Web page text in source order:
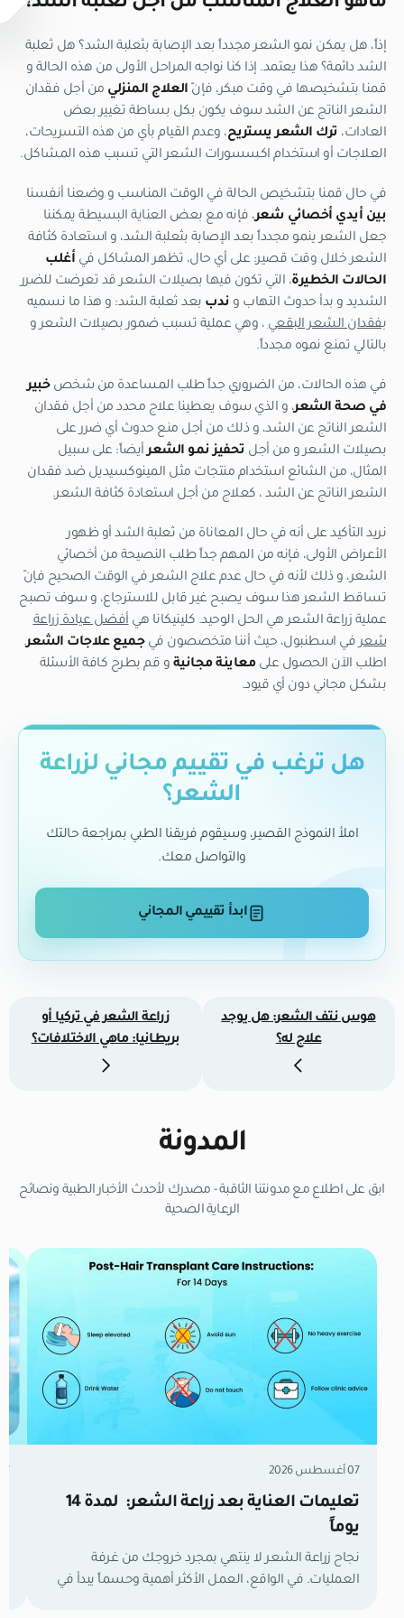
إذاً، هل يمكن نمو الشعر مجدداً بعد الإصابة بثعلبة الشد؟ هل ثعلبة
الشد دائمة؟ هذا يعتمد. إذا كنا نواجه المراحل الأولى من هذه الحالة و
قمنا بتشخيصها في وقت مبكر، فإنّ العلاج المنزلي من أجل فقدان
الشعر الناتج عن الشد سوف يكون بكل بساطة تغيير بعض
العادات، ترك الشعر يستريح، وعدم القيام بأي من هذه التسريحات،
العلاجات أو استخدام اكسسورات الشعر التي تسبب هذه المشاكل.
في حال قمنا بتشخيص الحالة في الوقت المناسب و وضعنا أنفسنا
بين أيدي أخصائي شعر، فإنه مع بعض العناية البسيطة يمكننا
جعل الشعر ينمو مجدداً بعد الإصابة بثعلبة الشد، و استعادة كثافة
الشعر خلال وقت قصير: على أي حال، تظهر المشاكل في أغلب
الحالات الخطيرة، التي تكون فيها بصيلات الشعر قد تعرضت للضرر
الشديد و بدأ حدوث التهاب و ندب بعد ثعلبة الشد: و هذا ما نسميه
بفقدان الشعر البقعي، وهي عملية تسبب ضمور بصيلات الشعر و
بالتالي تمنع نموه مجدداً.
في هذه الحالات، من الضروري جداً طلب المساعدة من شخصخبير
في صحة الشعر، و الذي سوف يعطينا علاج محدد من أجل فقدان
الشعر الناتج عن الشد، و ذلك من أجل منع حدوث أي ضرر على
بصيلات الشعر و من أجل تحفيز نمو الشعرأيضاً: على سبيل
المثال، من الشائع استخدام منتجات مثل المينوكسيديل ضد فقدان
الشعر الناتج عن الشد ، كعلاج من أجل استعادة كثافة الشعر.
نريد التأكيد على أنه في حال المعاناة من ثعلبة الشد أو ظهور
الأعراض الأولى، فإنه من المهم جداً طلب النصيحة من أخصائي
الشعر، و ذلك لأنه في حال عدم علاج الشعر في الوقت الصحيح فإنّ
تساقط الشعر هذا سوف يصبح غير قابل للاسترجاع، و سوف تصبح
عملية زراعة الشعر هي الحل الوحيد. كلينيكانا هيأفضل عيادة زراعة
شعر في اسطنبول، حيث أننا متخصصون فيجميع علاجات الشعر.
اطلب الآن الحصول علىمعاينة مجانية و قم بطرح كافة الأسئلة
بشكل مجاني دون أي قيود.
هل ترغب في تقييم مجاني لزراعة
الشعر؟
املأ النموذج القصير، وسيقوم فريقنا الطبي بمراجعة حالتك
والتواصل معك.
ابدأ تقييمي المجاني
هوس نتف الشعر: هل يوجد
علاج له؟
زراعة الشعر في تركيا أو
بريطانيا: ماهي الاختلافات؟
المدونة
ابق على اطلاع مع مدونتنا الثاقبة - مصدرك لأحدث الأخبار الطبية ونصائح
الرعاية الصحية
07 أغسطس 2026
تعليمات العناية بعد زراعة الشعر: لمدة 14
يوماً
نجاح زراعة الشعر لا ينتهي بمجرد خروجك من غرفة
العمليات. في الواقع، العمل الأكثر أهمية وحسماً يبدأ في